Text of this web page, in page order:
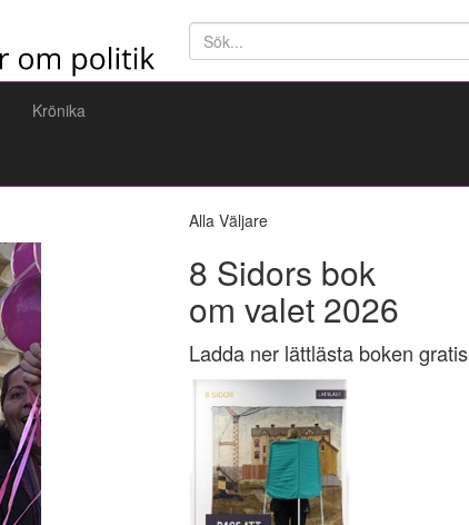
Söktext
Krönika
Alla Väljare
8 Sidors bok
om valet 2026
Ladda ner lättlästa boken gratis